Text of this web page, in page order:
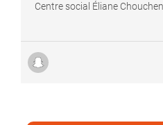
Centre social Éliane